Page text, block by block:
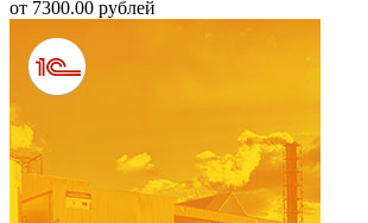
от 7300.00 рублей